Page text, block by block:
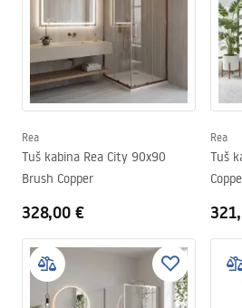
Rea
Tuš kabina Rea City 90x90
Brush Copper
328,00 €
Rea
Tuš